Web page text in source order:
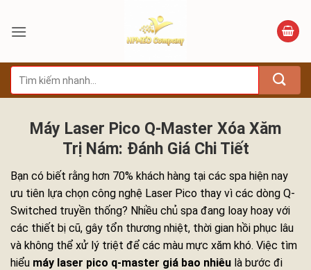
qua
dung
Tìm
kiếm:
Máy Laser Pico Q-Master Xóa Xăm
Trị Nám: Đánh Giá Chi Tiết
Bạn có biết rằng hơn 70% khách hàng tại các spa hiện nay
ưu tiên lựa chọn công nghệ Laser Pico thay vì các dòng Q-
Switched truyền thống? Nhiều chủ spa đang loay hoay với
các thiết bị cũ, gây tổn thương nhiệt, thời gian hồi phục lâu
và không thể xử lý triệt để các màu mực xăm khó. Việc tìm
hiểu máy laser pico q-master giá bao nhiêu là bước đi